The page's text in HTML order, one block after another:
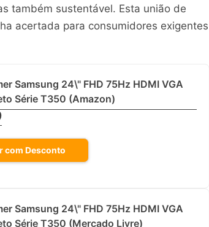
também sustentável. Esta união de
acertada para consumidores exigentes
Samsung 24\" FHD 75Hz HDMI VGA
Série T350 (Amazon)
com Desconto
Samsung 24\" FHD 75Hz HDMI VGA
Série T350 (Mercado Livre)